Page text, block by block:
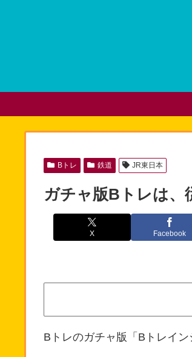
Bトレ 鉄道 JR東日本
ガチャ版Bトレは、
X Facebook
Bトレのガチャ版「Bトレイン